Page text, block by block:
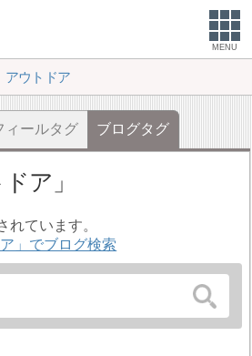
MENU
アウトドア
ィールタグ ブログタグ
ドア
れています。
」でブログ検索